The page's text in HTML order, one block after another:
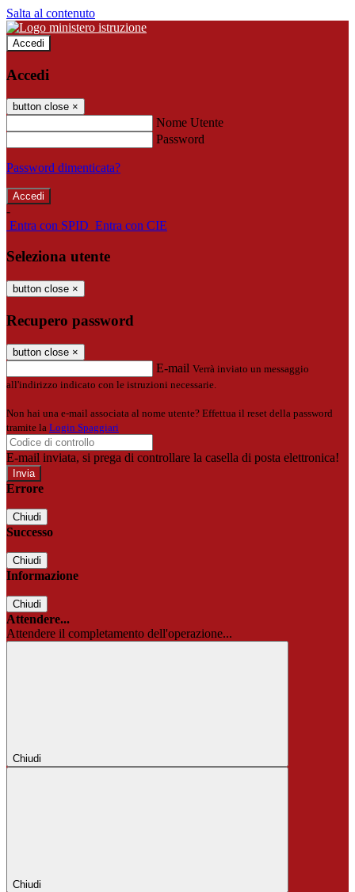
Salta al contenuto
Accedi
Accedi
button close ×
Nome Utente
Password
Password dimenticata?
-
Entra con SPID Entra con CIE
Seleziona utente
button close ×
Recupero password
button close ×
E-mail Verrà inviato un messaggio
all'indirizzo indicato con le istruzioni necessarie.
Non hai una e-mail associata al nome utente? Effettua il reset della password
tramite la Login Spaggiari
E-mail inviata, si prega di controllare la casella di posta elettronica!
Errore
Chiudi
Successo
Chiudi
Informazione
Chiudi
Attendere...
Attendere il completamento dell'operazione...
Chiudi
Chiudi